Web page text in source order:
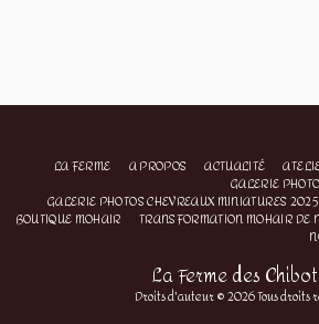
La Ferme des
Droits d'auteur © 2026 Tous droits
LA FERME A PROPOS ACTUALITÉ
GALERIE
GALERIE PHOTOS CHEVREAUX MINIATURES 2025
BOUTIQUE MOHAIR TRANSFORMATION MOHAIR DE